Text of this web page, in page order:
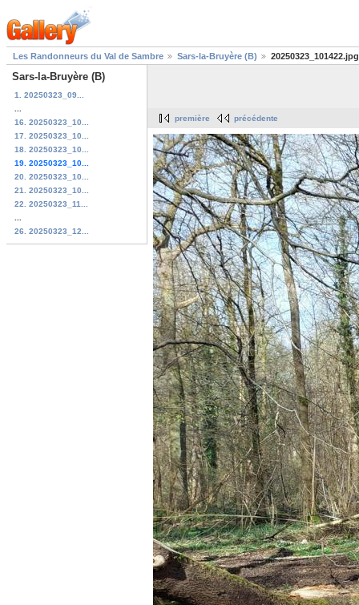
Les Randonneurs du Val de Sambre Sars-la-Bruyère (B) 20250323_101422.jpg
Sars-la-Bruyère (B)
1. 20250323_09...
16. 20250323_10...
17. 20250323_10...
18. 20250323_10...
19. 20250323_10...
20. 20250323_10...
21. 20250323_10...
22. 20250323_11...
26. 20250323_12...
première précédente